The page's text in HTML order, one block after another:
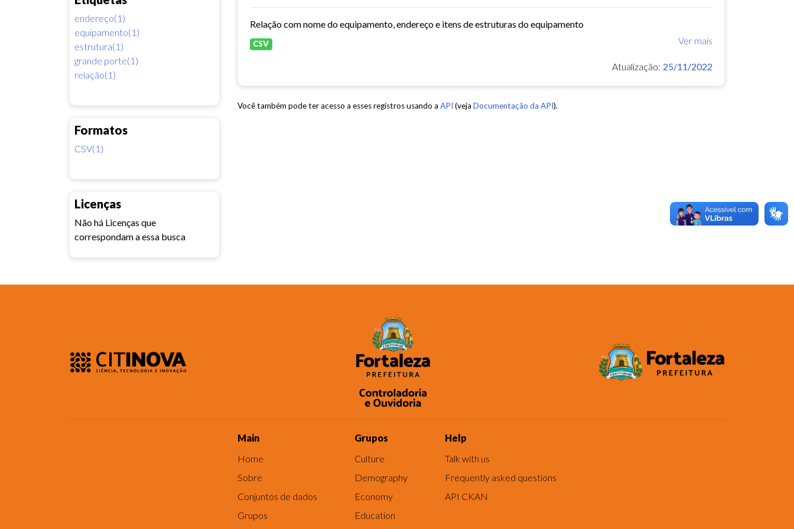
endereço(1)
equipamento(1)
estrutura(1)
grande porte(1)
relação(1)
Formatos
CSV(1)
Licenças
Não há Licenças que
correspondam a essa busca
Relação com nome do equipamento, endereço e itens de estruturas do equipamento
Ver mais
CSV
Atualização: 25/11/2022
Você também pode ter acesso a esses registros usando a API (veja Documentação da API).
Main
Home
Sobre
Conjuntos de dados
Grupos
Grupos
Culture
Demography
Economy
Education
Help
Talk with us
Frequently asked questions
API CKAN